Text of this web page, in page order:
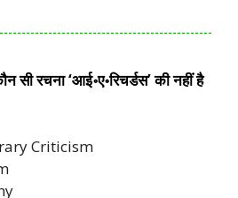
सी रचना ‘आई॰ए॰रिचर्डस’ की नहीं है
Criticism